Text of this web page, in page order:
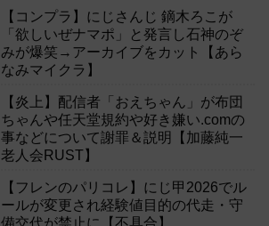
【コンプラ】にじさんじ 鏑木ろこが
「欲しいぜナマポ」と発言し石神のぞ
みが爆笑→アーカイブをカット【あら
なみマイクラ】
【炎上】配信者「おえちゃん」が布団
ちゃんや任天堂規約や好き嫌い.comの
事などについて謝罪＆説明【加藤純一
老人会RUST】
【フレンのパリコレ】にじ甲2026でル
ールが変更され経験値目的の代走・守
備交代が禁止に【不具合】